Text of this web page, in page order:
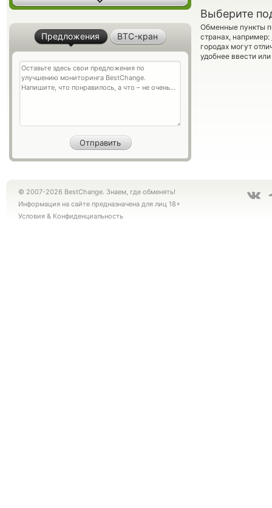
Выберите
Обменные пункты
странах, например:
городах могут
удобнее ввести
Предложения BTC-кран
© 2007-2026 BestChange. Знаем, где обменять!
Информация на сайте предназначена для лиц 18+
Условия & Конфиденциальность